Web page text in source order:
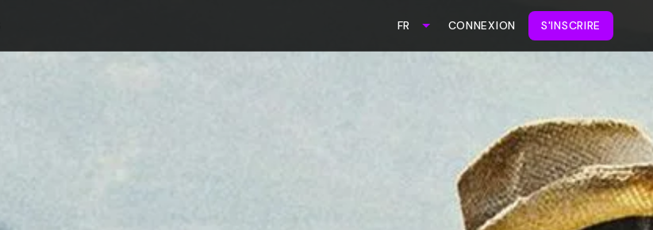
FR CONNEXION S'INSCRIRE